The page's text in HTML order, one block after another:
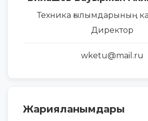
Техника ғылымдарының
Директор
wketu@mail.ru
Жарияланымдары